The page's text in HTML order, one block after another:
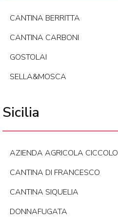
CANTINA BERRITTA
CANTINA CARBONI
GOSTOLAI
SELLA&MOSCA
Sicilia
AZIENDA AGRICOLA CICCOLO
CANTINA DI FRANCESCO
CANTINA SIQUELIA
DONNAFUGATA